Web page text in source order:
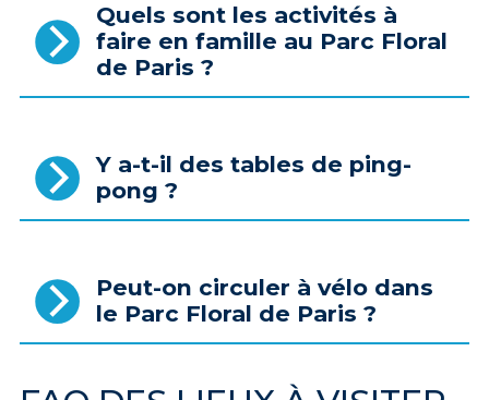
Quels sont les activités à
faire en famille au Parc Floral
de Paris ?
Y a-t-il des tables de ping-
pong ?
Peut-on circuler à vélo dans
le Parc Floral de Paris ?